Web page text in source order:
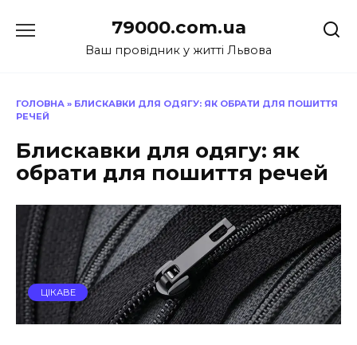
до
79000.com.ua
Ваш провідник у житті Львова
ГОЛОВНА » БЛИСКАВКИ ДЛЯ ОДЯГУ: ЯК ОБРАТИ ДЛЯ ПОШИТТЯ
РЕЧЕЙ
Блискавки для одягу: як
обрати для пошиття речей
ЦІКАВЕ